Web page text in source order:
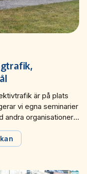
är på plats
vi egna seminarier
andra organisationer